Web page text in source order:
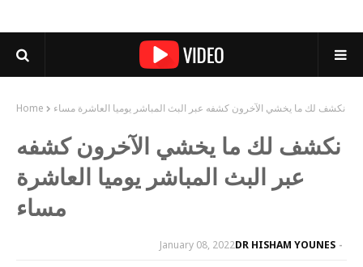
Home نكشف لك ما يخشي الآخرون كشفه عبر البث المباشر يوميا العاشرة مساء
نكشف لك ما يخشي الآخرون كشفه
عبر البث المباشر يوميا العاشرة
مساء
DR HISHAM YOUNES
January 08, 2022